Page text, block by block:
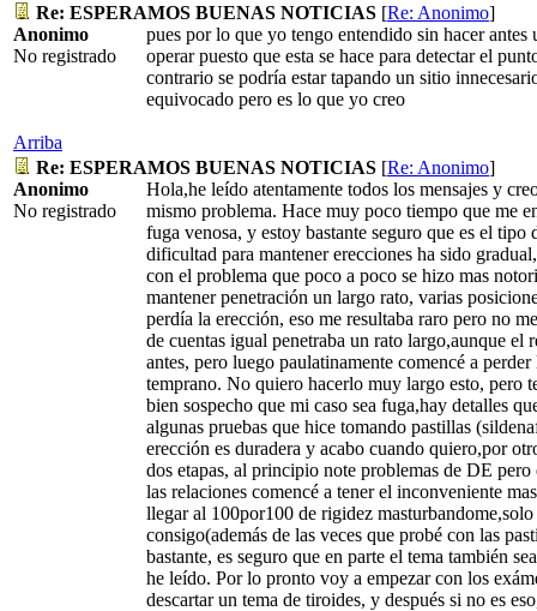
Re: ESPERAMOS BUENAS NOTICIAS [Re: Anonimo]
Anonimo
No registrado
pues por lo que yo tengo entendido sin hacer antes
operar puesto que esta se hace para detectar el
contrario se podría estar tapando un sitio
equivocado pero es lo que yo creo
Arriba
Re: ESPERAMOS BUENAS NOTICIAS [Re: Anonimo]
Anonimo
No registrado
Hola,he leído atentamente todos los mensajes y
mismo problema. Hace muy poco tiempo que me
fuga venosa, y estoy bastante seguro que es el
dificultad para mantener erecciones ha sido
con el problema que poco a poco se hizo mas
mantener penetración un largo rato, varias
perdía la erección, eso me resultaba raro pero no
de cuentas igual penetraba un rato largo,aunque el
antes, pero luego paulatinamente comencé a
temprano. No quiero hacerlo muy largo esto, pero
bien sospecho que mi caso sea fuga,hay detalles
algunas pruebas que hice tomando pastillas
erección es duradera y acabo cuando quiero,por
dos etapas, al principio note problemas de DE
las relaciones comencé a tener el inconveniente
llegar al 100por100 de rigidez
consigo(además de las veces que probé con las
bastante, es seguro que en parte el tema también
he leído. Por lo pronto voy a empezar con los
descartar un tema de tiroides, y después si no es